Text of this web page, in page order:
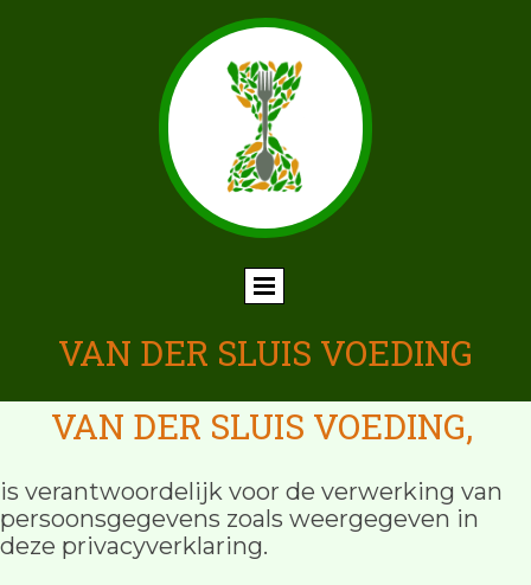
VAN DER SLUIS VOEDING
VAN DER SLUIS VOEDING,
is verantwoordelijk voor de verwerking van
persoonsgegevens zoals weergegeven in
deze privacyverklaring.